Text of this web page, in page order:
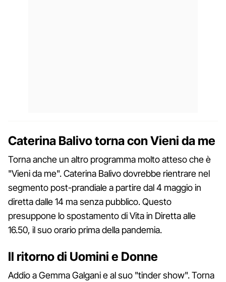
Caterina Balivo torna con Vieni da me
Torna anche un altro programma molto atteso che è
"Vieni da me". Caterina Balivo dovrebbe rientrare nel
segmento post-prandiale a partire dal 4 maggio in
diretta dalle 14 ma senza pubblico. Questo
presuppone lo spostamento di Vita in Diretta alle
16.50, il suo orario prima della pandemia.
Il ritorno di Uomini e Donne
Addio a Gemma Galgani e al suo "tinder show". Torna